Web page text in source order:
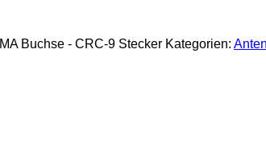
Buchse - CRC-9 Stecker Kategorien: